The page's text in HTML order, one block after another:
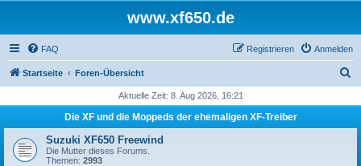
www.xf650.de
FAQ Anmelden
Registrieren
Startseite Foren-Übersicht
h
Aktuelle Zeit: 8. Aug 2026, 16:21
Die XF und die Moppeds der ehemaligen XF-Treiber
Suzuki XF650 Freewind
Die Mutter dieses Forums.
Themen: 2993